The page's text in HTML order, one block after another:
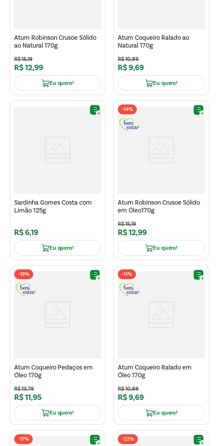
Atum Robinson Crusoe Sólido
ao Natural 170g
R$15,19
R$12,99
Eu quero!
Atum Coqueiro Ralado ao
Natural 170g
R$10,89
R$9,69
Eu quero!
Sardinha Gomes Costa com
Limão 125g
R$6,19
Eu quero!
-14%
Atum Robinson Crusoe Sólido
em Óleo170g
R$15,19
R$12,99
Eu quero!
-13%
Atum Coqueiro Pedaços em
Óleo 170g
R$13,79
R$11,95
Eu quero!
-11%
Atum Coqueiro Ralado em
Óleo 170g
R$10,89
R$9,69
Eu quero!
-17% -22%